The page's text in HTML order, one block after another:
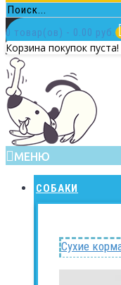
0 товар(ов) - 0.00 руб.
Корзина покупок пуста!
МЕНЮ
СОБАКИ
Сухие